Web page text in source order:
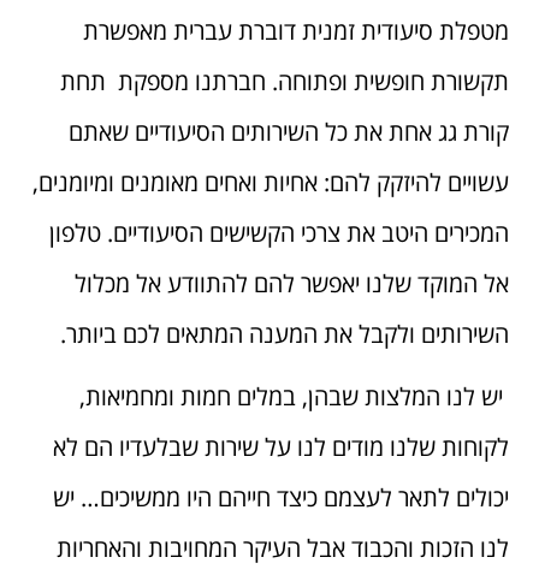
מטפלת סיעודית זמנית דוברת עברית מאפשרת
תקשורת חופשית ופתוחה. חברתנו מספקת תחת
קורת גג אחת את כל השירותים הסיעודיים שאתם
עשויים להיזקק להם: אחיות ואחים מאומנים ומיומנים,
המכירים היטב את צרכי הקשישים הסיעודיים. טלפון
אל המוקד שלנו יאפשר להם להתוודע אל מכלול
השירותים ולקבל את המענה המתאים לכם ביותר.
יש לנו המלצות שבהן, במלים חמות ומחמיאות,
לקוחות שלנו מודים לנו על שירות שבלעדיו הם לא
יכולים לתאר לעצמם כיצד חייהם היו ממשיכים… יש
לנו הזכות והכבוד אבל העיקר המחויבות והאחריות